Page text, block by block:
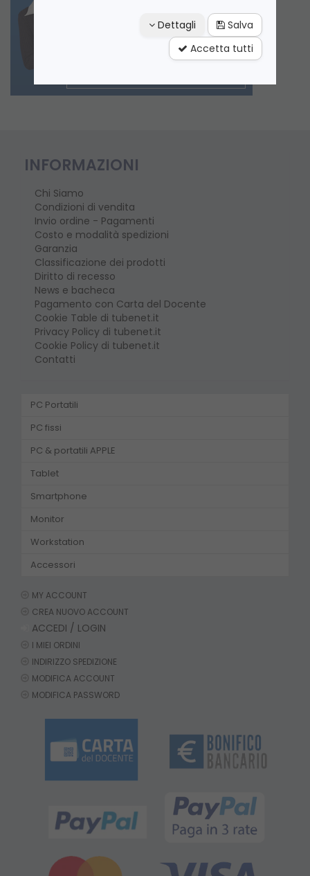
INFORMAZIONI
Chi Siamo
Condizioni di vendita
Invio ordine - Pagamenti
Costo e modalità spedizioni
Garanzia
Classificazione dei prodotti
Diritto di recesso
News e bacheca
Pagamento con Carta del Docente
Cookie Table di tubenet.it
Privacy Policy di tubenet.it
Cookie Policy di tubenet.it
Contatti
PC Portatili
PC fissi
PC & portatili APPLE
Tablet
Smartphone
Monitor
Workstation
Accessori
MY ACCOUNT
CREA NUOVO ACCOUNT
ACCEDI / LOGIN
I MIEI ORDINI
INDIRIZZO SPEDIZIONE
MODIFICA ACCOUNT
MODIFICA PASSWORD
Dettagli
Salva
Accetta tutti